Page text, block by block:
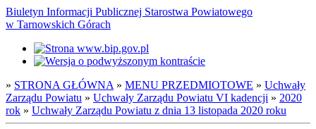
Biuletyn Informacji Publicznej Starostwa Powiatowego
w Tarnowskich Górach
» STRONA GŁÓWNA » MENU PRZEDMIOTOWE » Uchwały
Zarządu Powiatu » Uchwały Zarządu Powiatu VI kadencji » 2020
rok » Uchwały Zarządu Powiatu z dnia 13 listopada 2020 roku